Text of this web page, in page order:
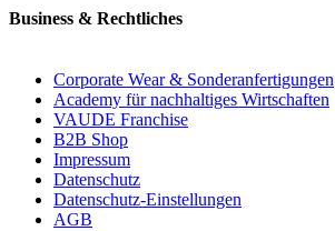
Business & Rechtliches
Corporate Wear & Sonderanfertigungen
Academy für nachhaltiges Wirtschaften
VAUDE Franchise
B2B Shop
Impressum
Datenschutz
Datenschutz-Einstellungen
AGB